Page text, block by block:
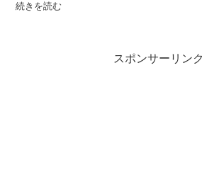
続きを読む
スポンサーリンク